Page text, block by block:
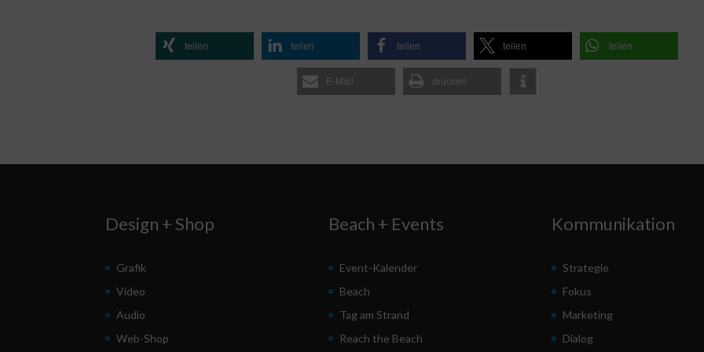
teilen teilen teilen teilen teilen
E-Mail drucken
Design + Shop
Grafik
Video
Audio
Web-Shop
Beach + Events
Event-Kalender
Beach
Tag am Strand
Reach the Beach
Kommunikation
Strategie
Fokus
Marketing
Dialog